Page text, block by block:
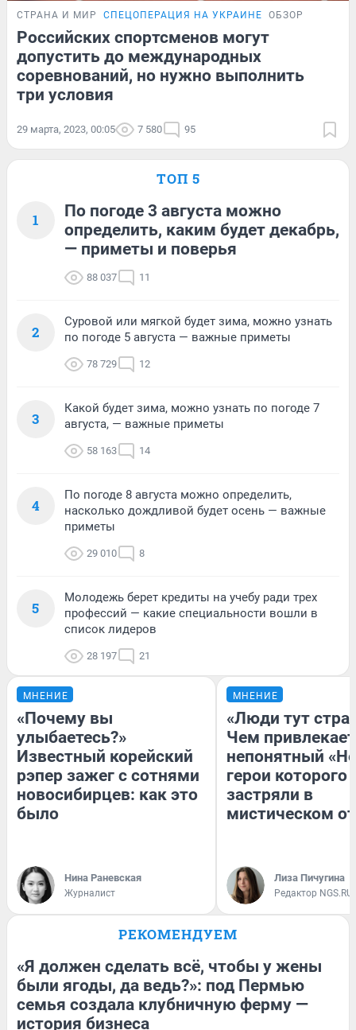
СТРАНА И МИР СПЕЦОПЕРАЦИЯ НА УКРАИНЕ ОБЗОР
Российских спортсменов могут
допустить до международных
соревнований, но нужно выполнить
три условия
29 марта, 2023, 00:05 7 580 95
ТОП 5
1
По погоде 3 августа можно
определить, каким будет декабрь,
— приметы и поверья
88 037 11
2
Суровой или мягкой будет зима, можно узнать
по погоде 5 августа — важные приметы
78 729 12
3
Какой будет зима, можно узнать по погоде 7
августа, — важные приметы
58 163 14
4
По погоде 8 августа можно определить,
насколько дождливой будет осень — важные
приметы
29 010 8
5
Молодежь берет кредиты на учебу ради трех
профессий — какие специальности вошли в
список лидеров
28 197 21
МНЕНИЕ
«Почему вы
улыбаетесь?»
Известный корейский
рэпер зажег с сотнями
новосибирцев: как это
было
Нина Раневская
Журналист
МНЕНИЕ
«Люди тут
Чем привлекает
непонятный
герои которого
застряли в
мистическом
Лиза Пичугина
Редактор NGS.RU
РЕКОМЕНДУЕМ
«Я должен сделать всё, чтобы у жены
были ягоды, да ведь?»: под Пермью
семья создала клубничную ферму —
история бизнеса